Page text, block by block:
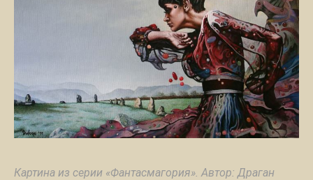
Картина из серии «Фантасмагория». Автор: Драган